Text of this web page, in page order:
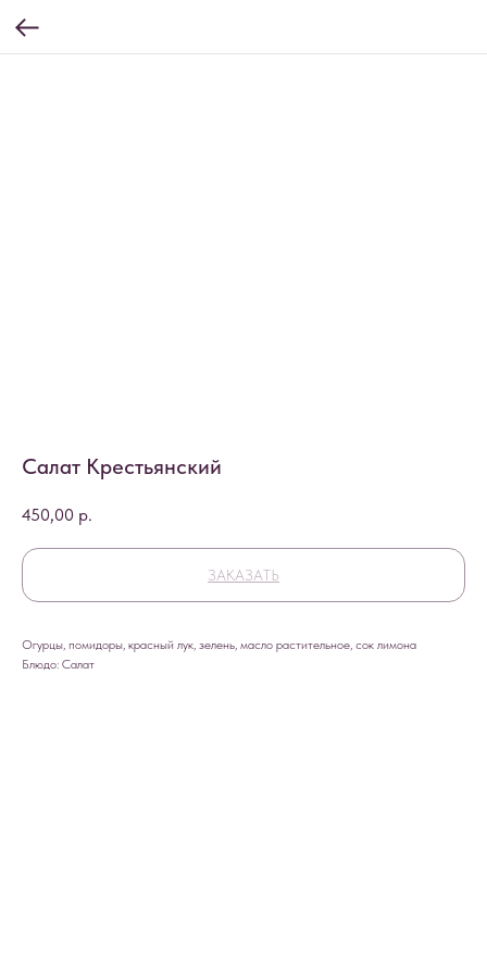
Салат Крестьянский
450,00 р.
ЗАКАЗАТЬ
Огурцы, помидоры, красный лук, зелень, масло растительное, сок лимона
Блюдо: Салат